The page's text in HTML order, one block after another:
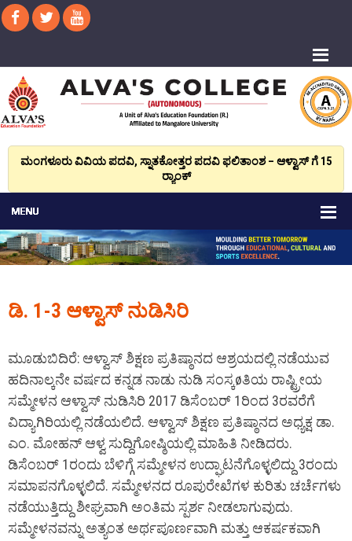
ಮಂಗಳೂರು ವಿವಿಯ ಪದವಿ, ಸ್ನಾತಕೋತ್ತರ ಪದವಿ ಫಲಿತಾಂಶ – ಆಳ್ವಾಸ್ ಗೆ 15
ರ್‍ಯಾಂಕ್‌
ಡಿ. 1-3 ಆಳ್ವಾಸ್ ನುಡಿಸಿರಿ
ಮೂಡುಬಿದಿರೆ: ಆಳ್ವಾಸ್ ಶಿಕ್ಷಣ ಪ್ರತಿಷ್ಠಾನದ ಆಶ್ರಯದಲ್ಲಿ ನಡೆಯುವ
ಹದಿನಾಲ್ಕನೇ ವರ್ಷದ ಕನ್ನಡ ನಾಡು ನುಡಿ ಸಂಸ್ಕøತಿಯ ರಾಷ್ಟ್ರೀಯ
ಸಮ್ಮೇಳನ ಆಳ್ವಾಸ್ ನುಡಿಸಿರಿ 2017 ಡಿಸೆಂಬರ್ 1ರಿಂದ 3ರವರೆಗೆ
ವಿದ್ಯಾಗಿರಿಯಲ್ಲಿ ನಡೆಯಲಿದೆ. ಆಳ್ವಾಸ್ ಶಿಕ್ಷಣ ಪ್ರತಿಷ್ಠಾನದ ಅಧ್ಯಕ್ಷ ಡಾ.
ಎಂ. ಮೋಹನ್ ಆಳ್ವ ಸುದ್ದಿಗೋಷ್ಠಿಯಲ್ಲಿ ಮಾಹಿತಿ ನೀಡಿದರು.
ಡಿಸೆಂಬರ್ 1ರಂದು ಬೆಳಿಗ್ಗೆ ಸಮ್ಮೇಳನ ಉದ್ಘಾಟನೆಗೊಳ್ಳಲಿದ್ದು 3ರಂದು
ಸಮಾಪನಗೊಳ್ಳಲಿದೆ. ಸಮ್ಮೇಳನದ ರೂಪುರೇಖೆಗಳ ಕುರಿತು ಚರ್ಚೆಗಳು
ನಡೆಯುತ್ತಿದ್ದು ಶೀಘ್ರವಾಗಿ ಅಂತಿಮ ಸ್ಪರ್ಶ ನೀಡಲಾಗುವುದು.
ಸಮ್ಮೇಳನವನ್ನು ಅತ್ಯಂತ ಅರ್ಥಪೂರ್ಣವಾಗಿ ಮತ್ತು ಆಕರ್ಷಕವಾಗಿ